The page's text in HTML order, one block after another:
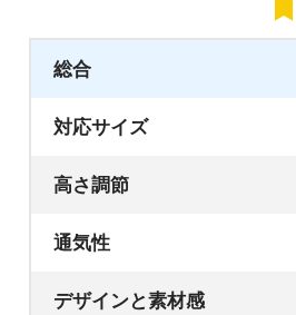
総合
対応サイズ
高さ調節
通気性
デザインと素材感